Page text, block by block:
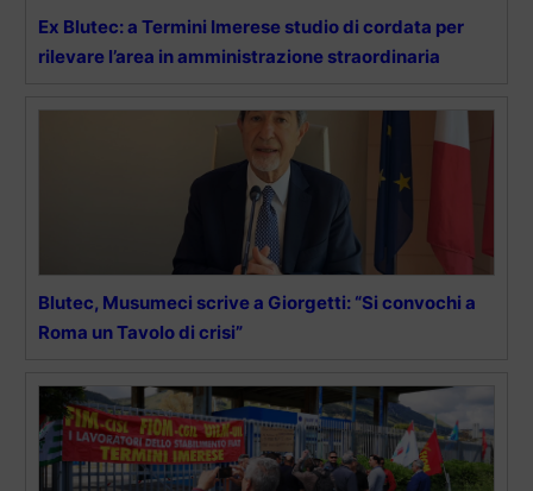
Ex Blutec: a Termini Imerese studio di cordata per
rilevare l’area in amministrazione straordinaria
Blutec, Musumeci scrive a Giorgetti: “Si convochi a
Roma un Tavolo di crisi”